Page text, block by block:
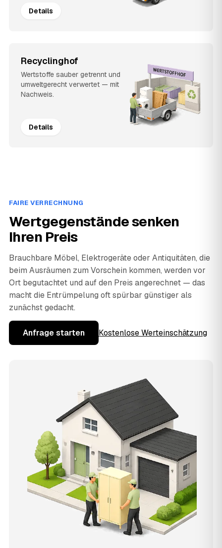
Details
Recyclinghof
Wertstoffe sauber getrennt und
umweltgerecht verwertet — mit
Nachweis.
Details
FAIRE VERRECHNUNG
Wertgegenstände senken
Ihren Preis
Brauchbare Möbel, Elektrogeräte oder Antiquitäten, die
beim Ausräumen zum Vorschein kommen, werden vor
Ort begutachtet und auf den Preis angerechnet — das
macht die Entrümpelung oft spürbar günstiger als
zunächst gedacht.
Anfrage starten Kostenlose Werteinschätzung